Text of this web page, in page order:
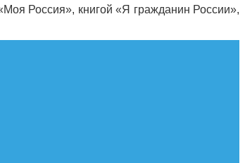
Россия», книгой «Я гражданин России»,